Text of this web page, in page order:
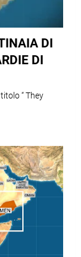
DI
DI
“ They